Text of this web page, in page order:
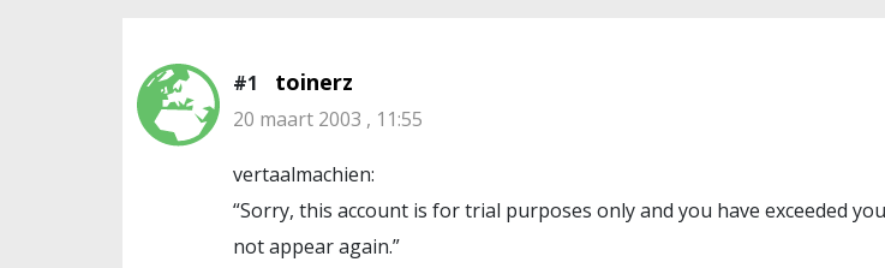
#1 toinerz
20 maart 2003 , 11:55
vertaalmachien:
“Sorry, this account is for trial purposes only and you have exceeded
not appear again.”